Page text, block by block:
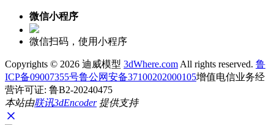
微信小程序
微信扫码，使用小程序
Copyrights © 2026 迪威模型 3dWhere.com All rights reserved. 鲁
ICP备09007355号鲁公网安备37100202000105增值电信业务经
营许可证: 鲁B2-20240475
本站由联讯3dEncoder提供支持